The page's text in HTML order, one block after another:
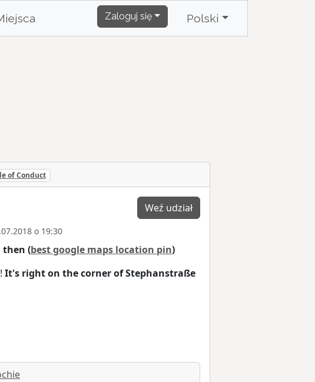
Zaloguj się Polski
of Conduct
o 19:30
Weź udział
then (best google maps location pin)
It's right on the corner of Stephanstraße